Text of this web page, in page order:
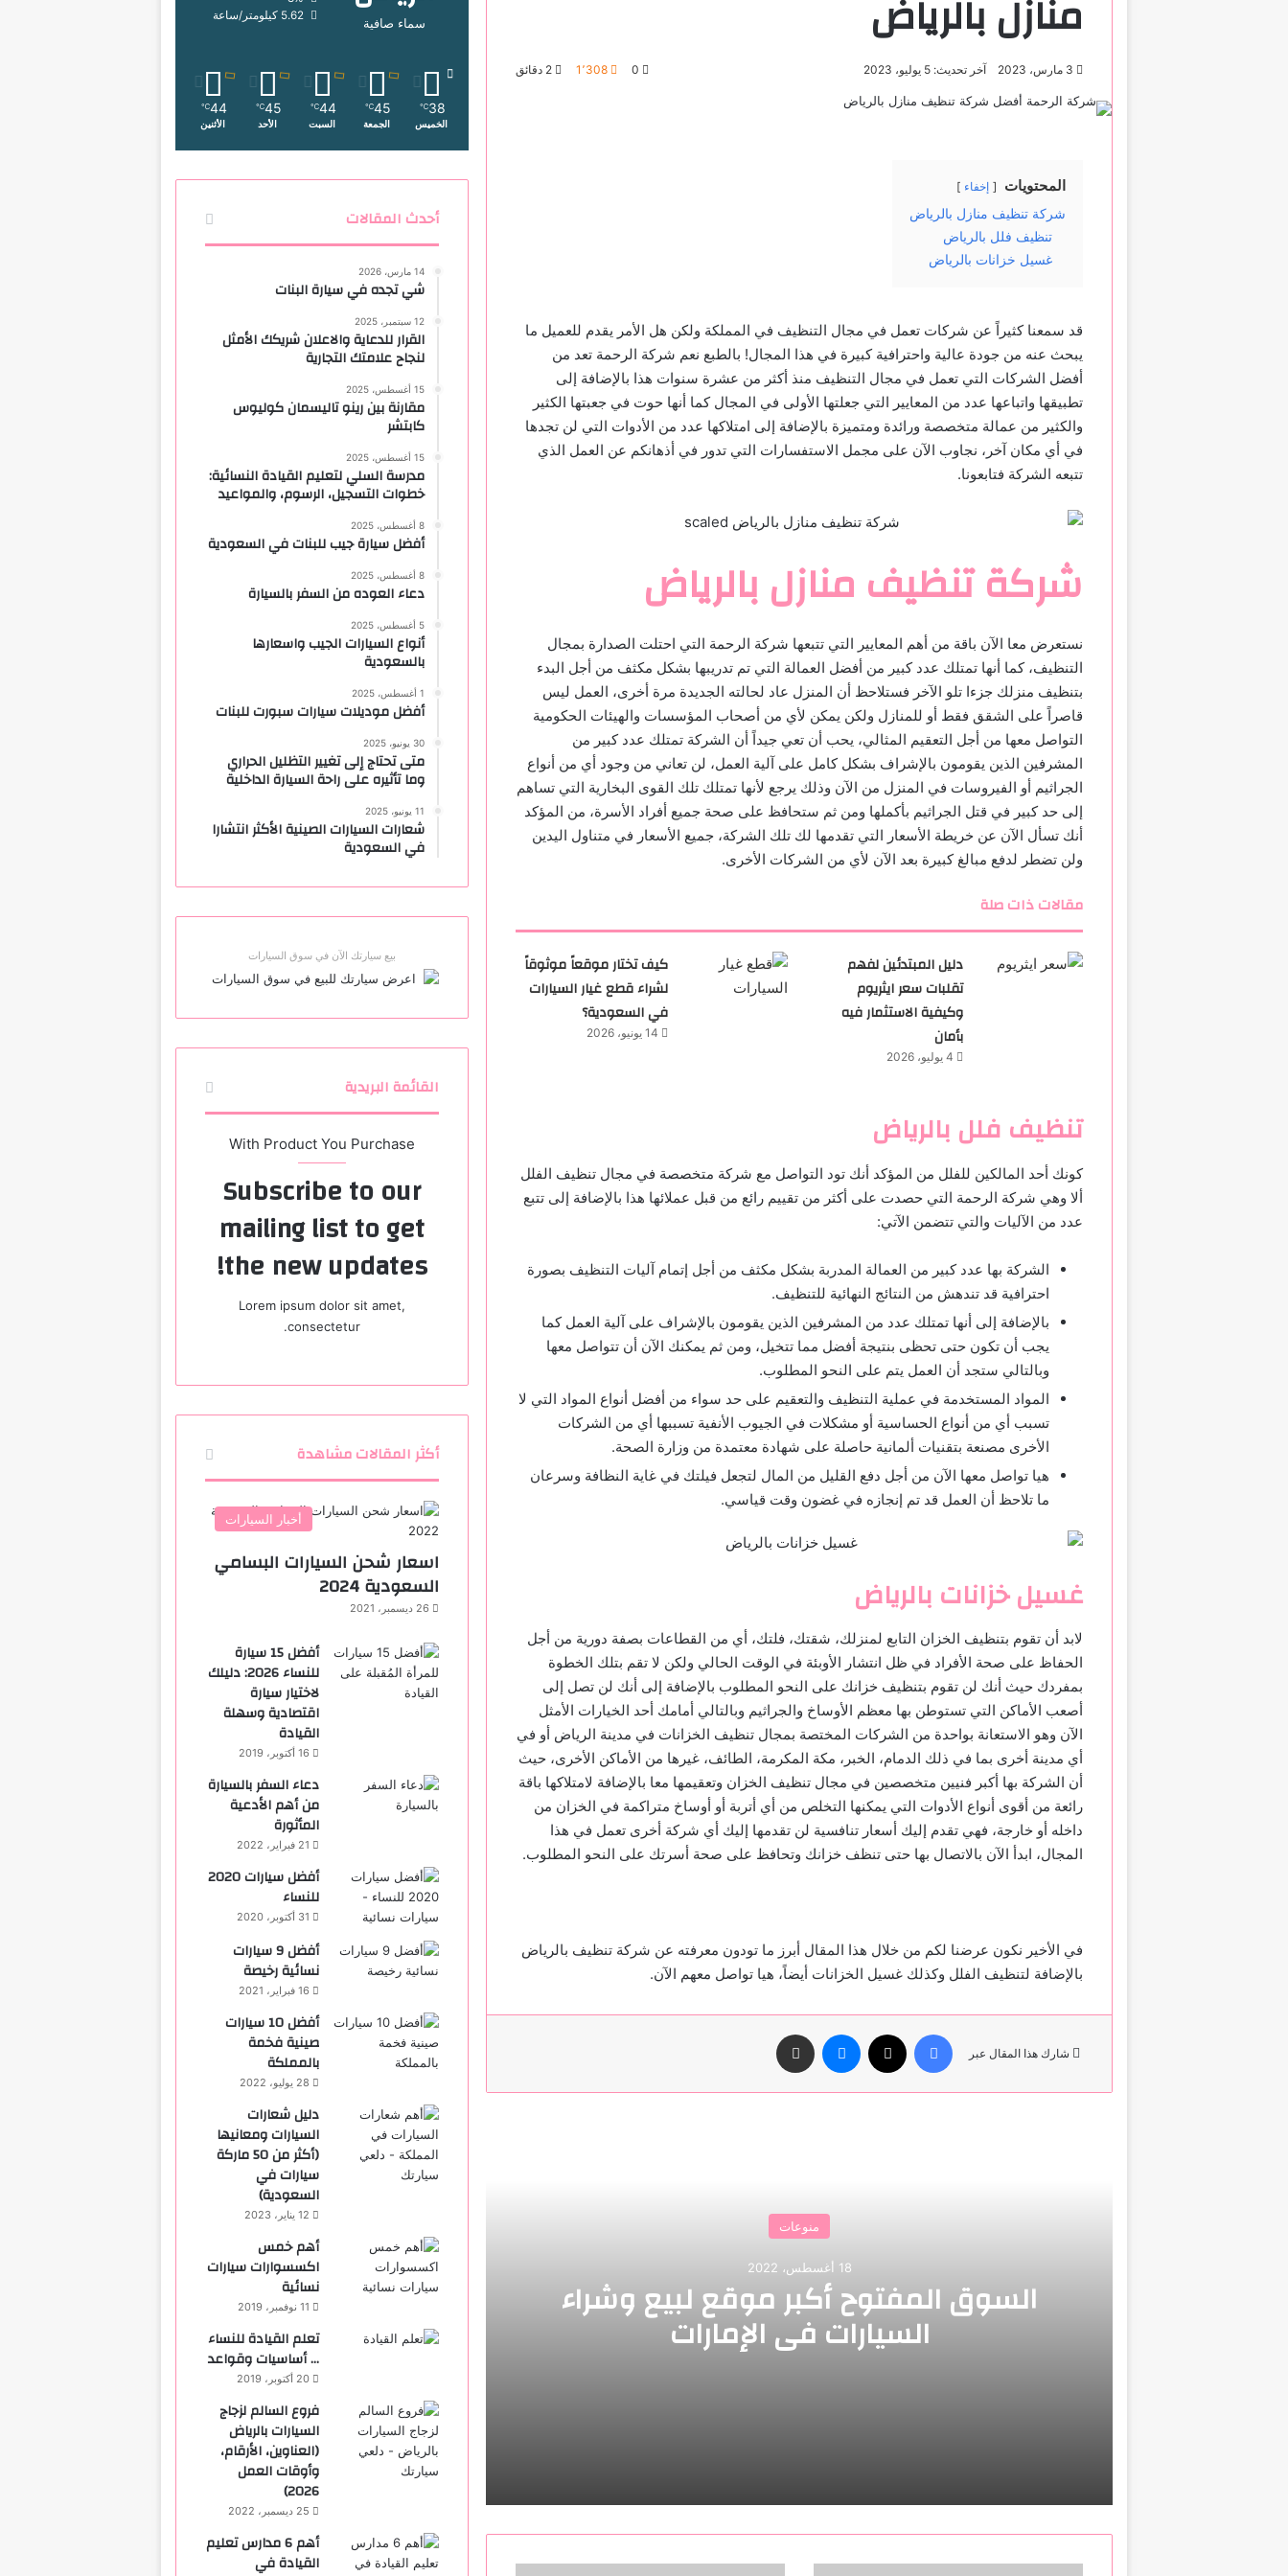
منازل بالرياض
3 مارس، 2023 آخر تحديث: 5 يوليو، 2023 0 1٬308
المحتويات إخفاء
شركة تنظيف منازل بالرياض
تنظيف فلل بالرياض
غسيل خزانات بالرياض
قد سمعنا كثيراً عن شركات تعمل في مجال التنظيف في المملكة ولكن هل الأمر يقدم للعميل ما
يبحث عنه من جودة عالية واحترافية كبيرة في هذا المجال! بالطبع نعم شركة الرحمة تعد من
أفضل الشركات التي تعمل في مجال التنظيف منذ أكثر من عشرة سنوات هذا بالإضافة إلى
تطبيقها واتباعها عدد من المعايير التي جعلتها الأولى في المجال كما أنها حوت في جعبتها الكثير
والكثير من عمالة متخصصة ورائدة ومتميزة بالإضافة إلى امتلاكها عدد من الأدوات التي لن تجدها
في أي مكان آخر، نجاوب الآن على مجمل الاستفسارات التي تدور في أذهانكم عن العمل الذي
تتبعه الشركة فتابعونا.
شركة تنظيف منازل بالرياض
نستعرض معا الآن باقة من أهم المعايير التي تتبعها شركة الرحمة التي احتلت الصدارة بمجال
التنظيف، كما أنها تمتلك عدد كبير من أفضل العمالة التي تم تدريبها بشكل مكثف من أجل البدء
بتنظيف منزلك جزءا تلو الآخر فستلاحظ أن المنزل عاد لحالته الجديدة مرة أخرى، العمل ليس
قاصراً على الشقق فقط أو للمنازل ولكن يمكن لأي من أصحاب المؤسسات والهيئات الحكومية
التواصل معها من أجل التعقيم المثالي، يحب أن تعي جيداً أن الشركة تمتلك عدد كبير من
المشرفين الذين يقومون بالإشراف بشكل كامل على آلية العمل، لن تعاني من وجود أي من أنواع
الجراثيم أو الفيروسات في المنزل من الآن وذلك يرجع لأنها تمتلك تلك القوى البخارية التي تساهم
إلى حد كبير في قتل الجراثيم بأكملها ومن ثم ستحافظ على صحة جميع أفراد الأسرة، من المؤكد
أنك تسأل الآن عن خريطة الأسعار التي تقدمها لك تلك الشركة، جميع الأسعار في متناول اليدين
ولن تضطر لدفع مبالغ كبيرة بعد الآن لأي من الشركات الأخرى.
مقالات ذات صلة
دليل المبتدئين لفهم
تقلبات سعر ايثريوم
وكيفية الاستثمار فيه
بأمان
4 يوليو، 2026
كيف تختار موقعاً موثوقاً
لشراء قطع غيار السيارات
في السعودية؟
14 يونيو، 2026
تنظيف فلل بالرياض
كونك أحد المالكين للفلل من المؤكد أنك تود التواصل مع شركة متخصصة في مجال تنظيف الفلل
ألا وهي شركة الرحمة التي حصدت على أكثر من تقييم رائع من قبل عملائها هذا بالإضافة إلى تتبع
عدد من الآليات والتي تتضمن الآتي:
الشركة بها عدد كبير من العمالة المدربة بشكل مكثف من أجل إتمام آليات التنظيف بصورة
احترافية قد تندهش من النتائج النهائية للتنظيف.
بالإضافة إلى أنها تمتلك عدد من المشرفين الذين يقومون بالإشراف على آلية العمل كما
يجب أن تكون حتى تحظى بنتيجة أفضل مما تتخيل، ومن ثم يمكنك الآن أن تتواصل معها
وبالتالي ستجد أن العمل يتم على النحو المطلوب.
المواد المستخدمة في عملية التنظيف والتعقيم على حد سواء من أفضل أنواع المواد التي لا
تسبب أي من أنواع الحساسية أو مشكلات في الجيوب الأنفية تسببها أي من الشركات
الأخرى مصنعة بتقنيات ألمانية حاصلة على شهادة معتمدة من وزارة الصحة.
هيا تواصل معها الآن من أجل دفع القليل من المال لتجعل فيلتك في غاية النظافة وسرعان
ما تلاحظ أن العمل قد تم إنجازه في غضون وقت قياسي.
غسيل خزانات بالرياض
لابد أن تقوم بتنظيف الخزان التابع لمنزلك، شقتك، فلتك، أي من القطاعات بصفة دورية من أجل
الحفاظ على صحة الأفراد في ظل انتشار الأوبئة في الوقت الحالي ولكن لا تقم بتلك الخطوة
بمفردك حيث أنك لن تقوم بتنظيف خزانك على النحو المطلوب بالإضافة إلى أنك لن تصل إلى
أصعب الأماكن التي تستوطن بها معظم الأوساخ والجراثيم وبالتالي أمامك أحد الخيارات الأمثل
الآن وهو الاستعانة بواحدة من الشركات المختصة بمجال تنظيف الخزانات في مدينة الرياض أو في
أي مدينة أخرى بما في ذلك الدمام، الخبر، مكة المكرمة، الطائف، غيرها من الأماكن الأخرى، حيث
أن الشركة بها أكبر فنيين متخصصين في مجال تنظيف الخزان وتعقيمها معا بالإضافة لامتلاكها باقة
رائعة من أقوى أنواع الأدوات التي يمكنها التخلص من أي أتربة أو أوساخ متراكمة في الخزان من
داخله أو خارجة، فهي تقدم إليك أسعار تنافسية لن تقدمها إليك أي شركة أخرى تعمل في هذا
المجال، ابدأ الآن بالاتصال بها حتى تنظف خزانك وتحافظ على صحة أسرتك على النحو المطلوب.
في الأخير نكون عرضنا لكم من خلال هذا المقال أبرز ما تودون معرفته عن شركة تنظيف بالرياض
بالإضافة لتنظيف الفلل وكذلك غسيل الخزانات أيضاً، هيا تواصل معهم الآن.
شارك هذا المقال عبر
منوعات
18 أغسطس، 2022
السوق المفتوح أكبر موقع لبيع وشراء
السيارات في الإمارات
سماء صافية
5.62 كيلومتر/ساعة
38
℃
الخميس
45
℃
الجمعة
44
℃
السبت
45
℃
الأحد
44
℃
الأثنين
أحدث المقالات
14 مارس، 2026
شي تجده في سيارة البنات
12 سبتمبر، 2025
القرار للدعاية والاعلان شريكك الأمثل
لنجاح علامتك التجارية
15 أغسطس، 2025
مقارنة بين رينو تاليسمان كوليوس
كابتشر
15 أغسطس، 2025
مدرسة السلي لتعليم القيادة النسائية:
خطوات التسجيل، الرسوم، والمواعيد
8 أغسطس، 2025
أفضل سيارة جيب للبنات في السعودية
8 أغسطس، 2025
دعاء العوده من السفر بالسيارة
5 أغسطس، 2025
أنواع السيارات الجيب واسعارها
بالسعودية
1 أغسطس، 2025
أفضل موديلات سيارات سبورت للبنات
30 يونيو، 2025
متى تحتاج إلى تغيير التظليل الحراري
وما تأثيره على راحة السيارة الداخلية
11 يونيو، 2025
شعارات السيارات الصينية الأكثر انتشارا
في السعودية
بيع سيارتك الآن في سوق السيارات
القائمة البريدية
With Product You Purchase
Subscribe to our
mailing list to get
the new updates!
Lorem ipsum dolor sit amet,
consectetur.
أكثر المقالات مشاهدة
أخبار السيارات
اسعار شحن السيارات البسامي
السعودية 2024
26 ديسمبر، 2021
أفضل 15 سيارة
للنساء 2026: دليلك
لاختيار سيارة
اقتصادية وسهلة
القيادة
16 أكتوبر، 2019
دعاء السفر بالسيارة
من أهم الأدعية
المأثورة
21 فبراير، 2022
أفضل سيارات 2020
للنساء
31 أكتوبر، 2020
‏أفضل 9 سيارات
نسائية رخيصة
16 فبراير، 2021
أفضل 10 سيارات
صينية فخمة
بالمملكة
28 يوليو، 2022
دليل شعارات
السيارات ومعانيها
(أكثر من 50 ماركة
سيارات في
السعودية)
12 يناير، 2023
أهم خمس
اكسسوارات سيارات
نسائية
11 نوفمبر، 2019
تعلم القيادة للنساء
… أساسيات وقواعد
20 أكتوبر، 2019
فروع السالم لزجاج
السيارات بالرياض
(العناوين، الأرقام،
وأوقات العمل
2026)
25 ديسمبر، 2022
أهم 6 مدارس تعليم
القيادة في